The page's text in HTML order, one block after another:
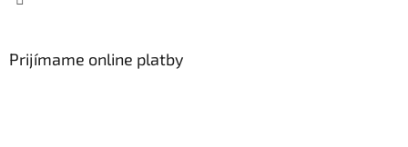
Prijímame online platby